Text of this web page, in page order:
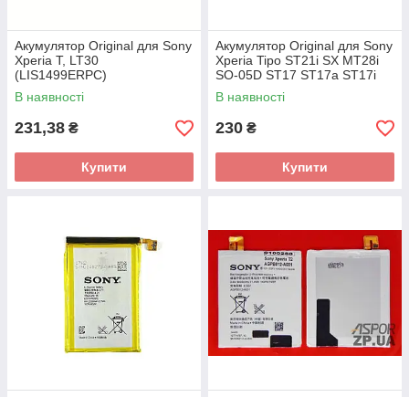
Акумулятор Original для Sony
Xperia T, LT30
(LIS1499ERPC)
В наявності
231,38 ₴
Купити
Акумулятор Original для Sony
Xperia Tipo ST21i SX MT28i
SO-05D ST17 ST17a ST17i
ST18 ST18a ST23i (BA700)
В наявності
230 ₴
Купити